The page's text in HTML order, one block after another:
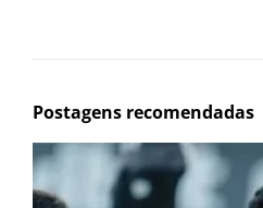
Postagens recomendadas